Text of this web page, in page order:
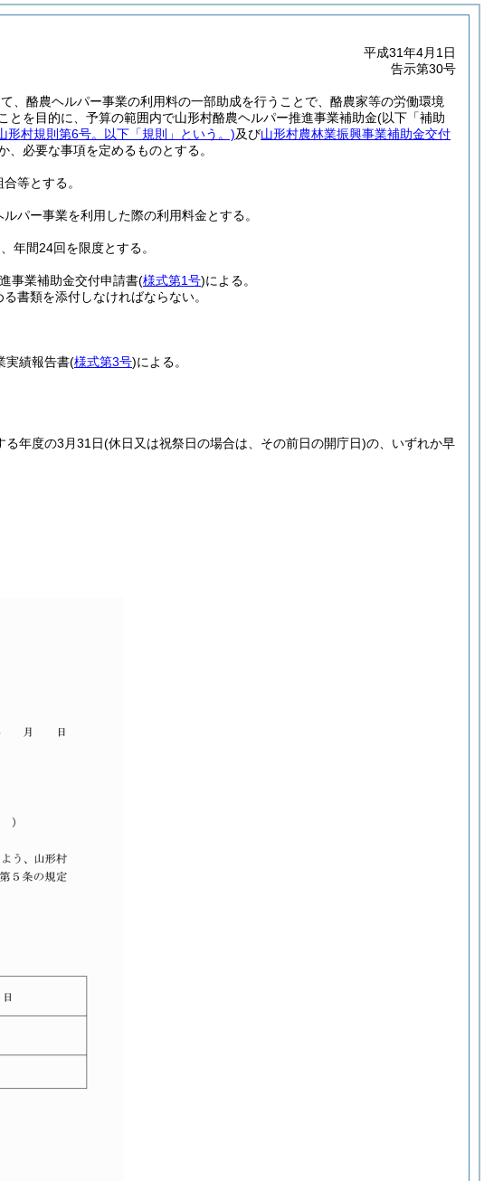
平成31年4月1日
告示第30号
、酪農ヘルパー事業の利用料の一部助成を行うことで、酪農家等の労働環境
を目的に、予算の範囲内で山形村酪農ヘルパー推進事業補助金(以下「補助
形村規則第6号。以下「規則」という。)及び山形村農林業振興事業補助金交付
、必要な事項を定めるものとする。
等とする。
パー事業を利用した際の利用料金とする。
年間24回を限度とする。
事業補助金交付申請書(様式第1号)による。
る書類を添付しなければならない。
実績報告書(様式第3号)による。
る年度の3月31日(休日又は祝祭日の場合は、その前日の開庁日)の、いずれか早